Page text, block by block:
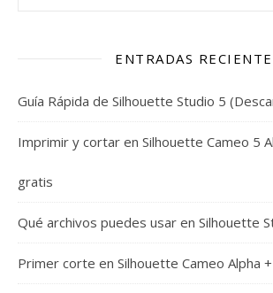
ENTRADAS
Guía Rápida de Silhouette Studio 5
Imprimir y cortar en Silhouette Cameo 5
gratis
Qué archivos puedes usar en Silhouette
Primer corte en Silhouette Cameo Alpha